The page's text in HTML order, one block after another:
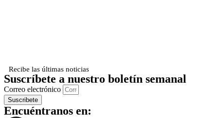
Recibe las últimas noticias
Suscríbete a nuestro boletín semanal
Correo electrónico
Suscribete
Encuéntranos en: